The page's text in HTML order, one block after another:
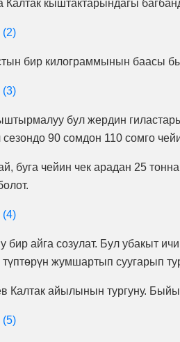
кыштактарындагы
бир килограммынын баасы
бул жердин
90 сомдон 110 сомго
буга чейин чек арадан 25
бир айга созулат. Бул убакыт
жумшартып суугарып
Калтак айылынын тургуну.